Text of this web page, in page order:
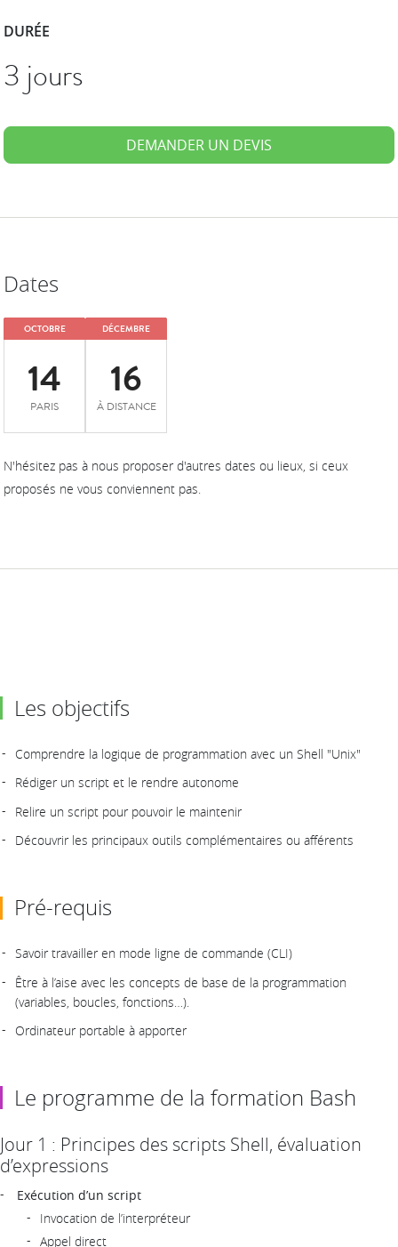
DURÉE
3 jours
DEMANDER UN DEVIS
Dates
OCTOBRE
14
PARIS
DÉCEMBRE
16
À DISTANCE
N'hésitez pas à nous proposer d'autres dates ou lieux, si ceux
proposés ne vous conviennent pas.
Les objectifs
Comprendre la logique de programmation avec un Shell "Unix"
Rédiger un script et le rendre autonome
Relire un script pour pouvoir le maintenir
Découvrir les principaux outils complémentaires ou afférents
Pré-requis
Savoir travailler en mode ligne de commande (CLI)
Être à l’aise avec les concepts de base de la programmation
(variables, boucles, fonctions…).
Ordinateur portable à apporter
Le programme de la formation Bash
Jour 1 : Principes des scripts Shell, évaluation
d’expressions
Exécution d’un script
Invocation de l’interpréteur
Appel direct